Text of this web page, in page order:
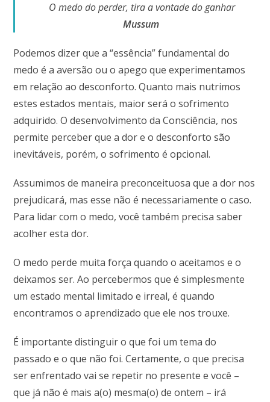
O medo do perder, tira a vontade do ganhar
Mussum
Podemos dizer que a “essência” fundamental do
medo é a aversão ou o apego que experimentamos
em relação ao desconforto. Quanto mais nutrimos
estes estados mentais, maior será o sofrimento
adquirido. O desenvolvimento da Consciência, nos
permite perceber que a dor e o desconforto são
inevitáveis, porém, o sofrimento é opcional.
Assumimos de maneira preconceituosa que a dor nos
prejudicará, mas esse não é necessariamente o caso.
Para lidar com o medo, você também precisa saber
acolher esta dor.
O medo perde muita força quando o aceitamos e o
deixamos ser. Ao percebermos que é simplesmente
um estado mental limitado e irreal, é quando
encontramos o aprendizado que ele nos trouxe.
É importante distinguir o que foi um tema do
passado e o que não foi. Certamente, o que precisa
ser enfrentado vai se repetir no presente e você –
que já não é mais a(o) mesma(o) de ontem – irá